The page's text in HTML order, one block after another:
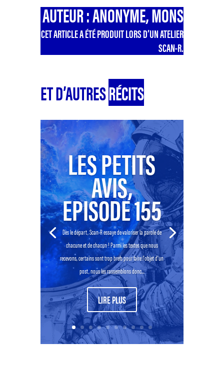
AUTEUR : ANONYME, MONS
CET ARTICLE A ÉTÉ PRODUIT LORS D’UN ATELIER
SCAN-R.
ET D’AUTRESRÉCITS
LES PETITS
AVIS,
EPISODE 155
Dès le départ, Scan-R essaye de valoriser la parole de
chacune et de chacun ! Parmi les textes que nous
recevons, certains sont trop brefs pour faire l’objet d’un
post, nous les rassemblons donc...
LIRE PLUS